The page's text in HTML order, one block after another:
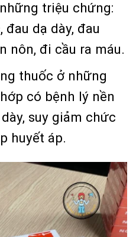
triệu chứng:
dạ dày, đau
nôn, đi cầu ra máu.
thuốc ở những
có bệnh lý nền
suy giảm chức
huyết áp.